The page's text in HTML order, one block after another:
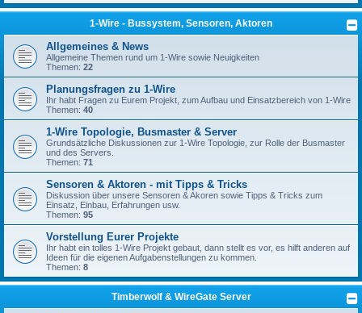
1-Wire - Bussystem, Sensoren, Aktoren
Allgemeines & News
Allgemeine Themen rund um 1-Wire sowie Neuigkeiten
Themen: 22
Planungsfragen zu 1-Wire
Ihr habt Fragen zu Eurem Projekt, zum Aufbau und Einsatzbereich von 1-Wire
Themen: 40
1-Wire Topologie, Busmaster & Server
Grundsätzliche Diskussionen zur 1-Wire Topologie, zur Rolle der Busmaster
und des Servers.
Themen: 71
Sensoren & Aktoren - mit Tipps & Tricks
Diskussion über unsere Sensoren & Akoren sowie Tipps & Tricks zum
Einsatz, Einbau, Erfahrungen usw.
Themen: 95
Vorstellung Eurer Projekte
Ihr habt ein tolles 1-Wire Projekt gebaut, dann stellt es vor, es hilft anderen auf
Ideen für die eigenen Aufgabenstellungen zu kommen.
Themen: 8
Timberwolf & WireGate Server